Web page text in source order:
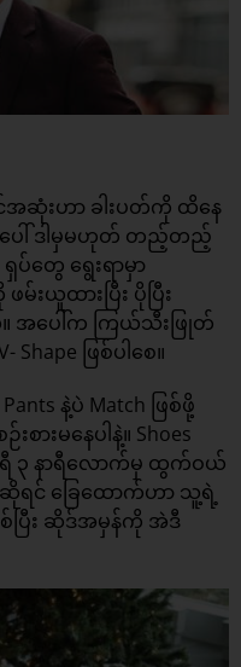
ဆုံးဟာ ခါးပတ်ကို ထိနေ
ပေါ် ဒါမှမဟုတ် တည့်တည့်
ပ်တွေ ရွေးရာမှာ
းယူထားပြီး ပိုပြီး
။ အပေါ်က ကြယ်သီးဖြုတ်
ဖြစ်ပါစေ။
နဲ့ပဲ Match ဖြစ်ဖို့
ားမနေပါနဲ့။ Shoes
၃ နာရီလောက်မှ ထွက်ဝယ်
ဆိုရင် ခြေထောက်ဟာ သူ့ရဲ့
ပြီး ဆိုဒ်အမှန်ကို အဲဒီ